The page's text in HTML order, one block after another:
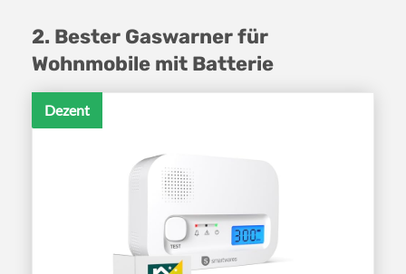
2. Bester Gaswarner für
Wohnmobile mit Batterie
Dezent